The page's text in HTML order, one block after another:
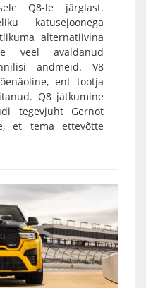
Q8-le järglast.
katusejoonega
alternatiivina
veel avaldanud
andmeid. V8
ent tootja
Q8 jätkumine
tegevjuht Gernot
et tema ettevõtte